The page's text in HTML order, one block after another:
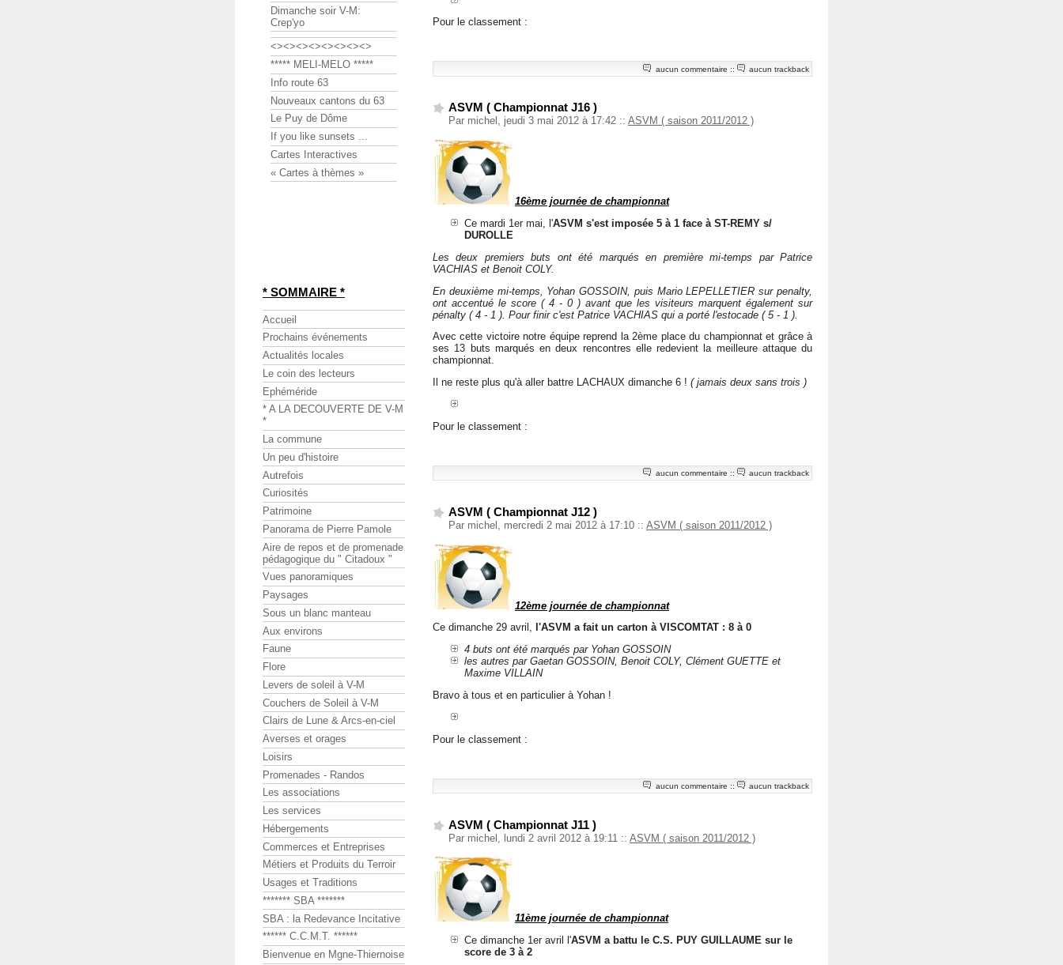
Pour le classement :
aucun commentaire :: aucun trackback
ASVM ( Championnat J16 )
Par michel, jeudi 3 mai 2012 à 17:42 :: ASVM ( saison 2011/2012 )
16ème journée de championnat
Ce mardi 1er mai, l'ASVM s'est imposée 5 à 1 face à ST-REMY s/
DUROLLE
Les deux premiers buts ont été marqués en première mi-temps par Patrice
VACHIAS et Benoit COLY.
En deuxième mi-temps, Yohan GOSSOIN, puis Mario LEPELLETIER sur penalty,
ont accentué le score ( 4 - 0 ) avant que les visiteurs marquent également sur
pénalty ( 4 - 1 ). Pour finir c'est Patrice VACHIAS qui a porté l'estocade ( 5 - 1 ).
Avec cette victoire notre équipe reprend la 2ème place du championnat et grâce à
ses 13 buts marqués en deux rencontres elle redevient la meilleure attaque du
championnat.
Il ne reste plus qu'à aller battre LACHAUX dimanche 6 ! ( jamais deux sans trois )
Pour le classement :
aucun commentaire :: aucun trackback
ASVM ( Championnat J12 )
Par michel, mercredi 2 mai 2012 à 17:10 :: ASVM ( saison 2011/2012 )
12ème journée de championnat
Ce dimanche 29 avril, l'ASVM a fait un carton à VISCOMTAT : 8 à 0
4 buts ont été marqués par Yohan GOSSOIN
les autres par Gaetan GOSSOIN, Benoit COLY, Clément GUETTE et
Maxime VILLAIN
Bravo à tous et en particulier à Yohan !
Pour le classement :
aucun commentaire :: aucun trackback
ASVM ( Championnat J11 )
Par michel, lundi 2 avril 2012 à 19:11 :: ASVM ( saison 2011/2012 )
11ème journée de championnat
Ce dimanche 1er avril l'ASVM a battu le C.S. PUY GUILLAUME sur le
score de 3 à 2
Dimanche soir V-M:
Crep'yo
<><><><><><><><>
***** MELI-MELO *****
Info route 63
Nouveaux cantons du 63
Le Puy de Dôme
If you like sunsets ...
Cartes Interactives
« Cartes à thèmes »
* SOMMAIRE *
Accueil
Prochains événements
Actualités locales
Le coin des lecteurs
Ephéméride
* A LA DECOUVERTE DE V-M
*
La commune
Un peu d'histoire
Autrefois
Curiosités
Patrimoine
Panorama de Pierre Pamole
Aire de repos et de promenade
pédagogique du " Citadoux "
Vues panoramiques
Paysages
Sous un blanc manteau
Aux environs
Faune
Flore
Levers de soleil à V-M
Couchers de Soleil à V-M
Clairs de Lune & Arcs-en-ciel
Averses et orages
Loisirs
Promenades - Randos
Les associations
Les services
Hébergements
Commerces et Entreprises
Métiers et Produits du Terroir
Usages et Traditions
******* SBA *******
SBA : la Redevance Incitative
****** C.C.M.T. ******
Bienvenue en Mgne-Thiernoise